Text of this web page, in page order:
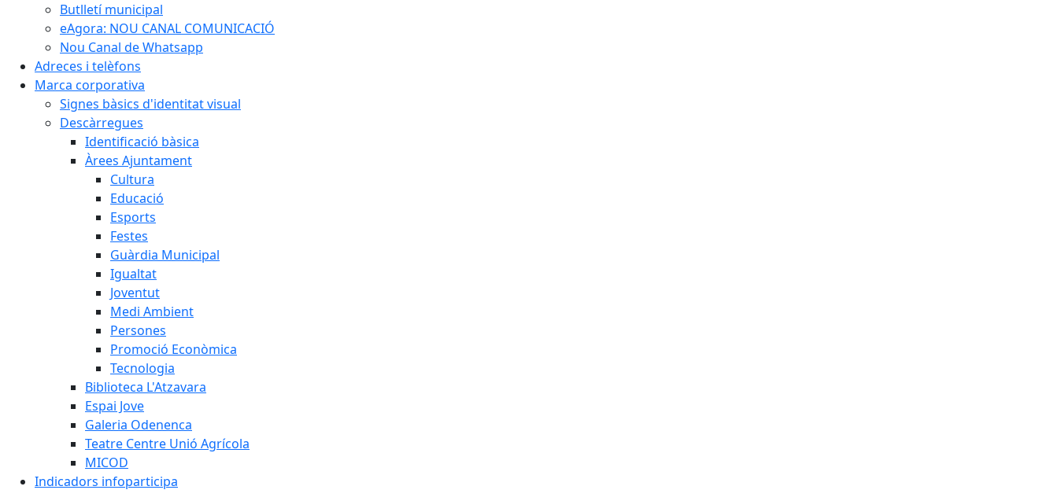
Butlletí municipal
eAgora: NOU CANAL COMUNICACIÓ
Nou Canal de Whatsapp
Adreces i telèfons
Marca corporativa
Signes bàsics d'identitat visual
Descàrregues
Identificació bàsica
Àrees Ajuntament
Cultura
Educació
Esports
Festes
Guàrdia Municipal
Igualtat
Joventut
Medi Ambient
Persones
Promoció Econòmica
Tecnologia
Biblioteca L'Atzavara
Espai Jove
Galeria Odenenca
Teatre Centre Unió Agrícola
MICOD
Indicadors infoparticipa